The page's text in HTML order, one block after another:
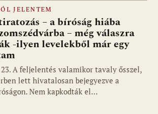
JELENTEM
– a bíróság hiába
– még válaszra
-ilyen levelekből már egy
A feljelentés valamikor tavaly ősszel,
lett hivatalosan bejegyezve a
Nem kapkodták el…